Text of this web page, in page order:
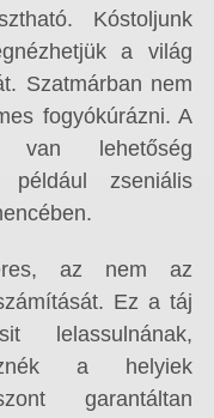
Kóstoljunk
a világ
Szatmárban nem
fogyókúrázni. A
van lehetőség
például zseniális
az nem az
Ez a táj
lelassulnának,
a helyiek
garantáltan